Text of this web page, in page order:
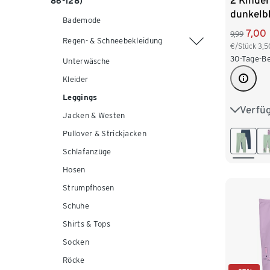
Bademode
Regen- & Schneebekleidung
Unterwäsche
Kleider
Leggings
Jacken & Westen
Pullover & Strickjacken
Schlafanzüge
Hosen
Strumpfhosen
Schuhe
Shirts & Tops
Socken
Röcke
9,99 7,00
€/Stück
30-Tage-
50/56
86/92